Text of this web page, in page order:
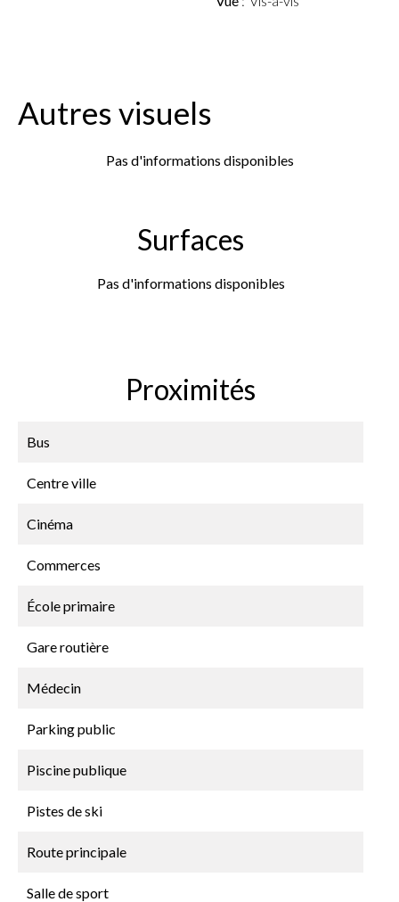
Autres visuels
Pas d'informations disponibles
Surfaces
Pas d'informations disponibles
Proximités
Bus
Centre ville
Cinéma
Commerces
École primaire
Gare routière
Médecin
Parking public
Piscine publique
Pistes de ski
Route principale
Salle de sport